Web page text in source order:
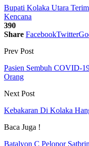
Bupati Kolaka Utara
Kencana
390
Share FacebookTwitter
Prev Post
Pasien Sembuh COVID-
Orang
Next Post
Kebakaran Di Kolaka
Baca Juga !
Batalyon C Pelopor